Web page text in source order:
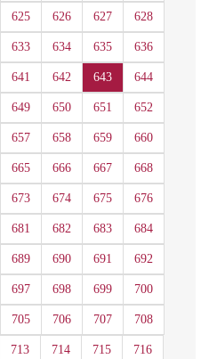
625 626 627 628
633 634 635 636
641 642 643 644
649 650 651 652
657 658 659 660
665 666 667 668
673 674 675 676
681 682 683 684
689 690 691 692
697 698 699 700
705 706 707 708
713 714 715 716